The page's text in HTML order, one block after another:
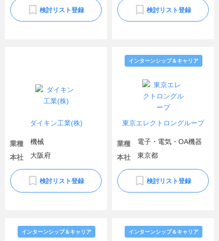
検討リスト登録 検討リスト登録
ダイキン工業(株)
業種
機械
本社
大阪府
検討リスト登録
東京エレクトロングループ
インターンシップ＆キャリア
業種
電子・電気・OA機器
本社
東京都
検討リスト登録
インターンシップ＆キャリア インターンシップ＆キャリア